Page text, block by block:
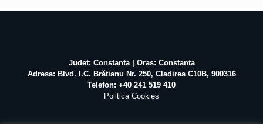
Judet: Constanta | Oras: Constanta
Adresa: Blvd. I.C. Brătianu Nr. 250, Cladirea C10B, 900316
Telefon: +40 241 519 410
Politica Cookies